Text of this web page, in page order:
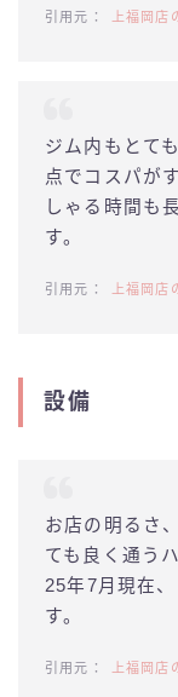
上福岡店
ジム内もとて
点でコスパが
しゃる時間も
す。
上福岡店
設備
お店の明るさ
ても良く通う
25年7月現在
す。
上福岡店